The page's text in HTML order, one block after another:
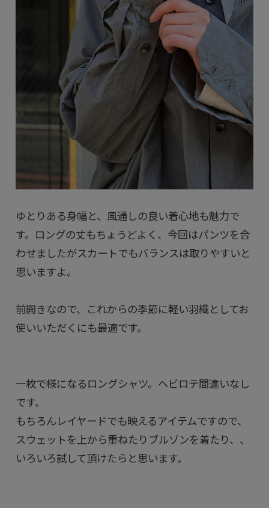
ゆとりある身幅と、風通しの良い着心地も魅力で
す。ロングの丈もちょうどよく、今回はパンツを合
わせましたがスカートでもバランスは取りやすいと
思いますよ。
前開きなので、これからの季節に軽い羽織としてお
使いいただくにも最適です。
一枚で様になるロングシャツ。ヘビロテ間違いなし
です。
もちろんレイヤードでも映えるアイテムですので、
スウェットを上から重ねたりブルゾンを着たり、、
いろいろ試して頂けたらと思います。